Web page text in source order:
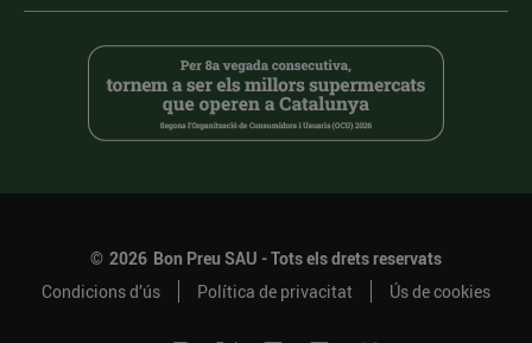
© 2026 Bon Preu SAU - Tots els drets reservats
Condicions d’ús
Política de privacitat Ús de cookies